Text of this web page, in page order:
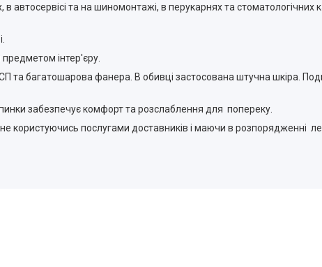
та на шиномонтажі, в перукарнях та стоматологічних
інтер'єру.
та багатошарова фанера. В обивці застосована штучна шкіра.
забезпечує комфорт та розслаблення для попереку.
послугами доставників і маючи в розпорядженні